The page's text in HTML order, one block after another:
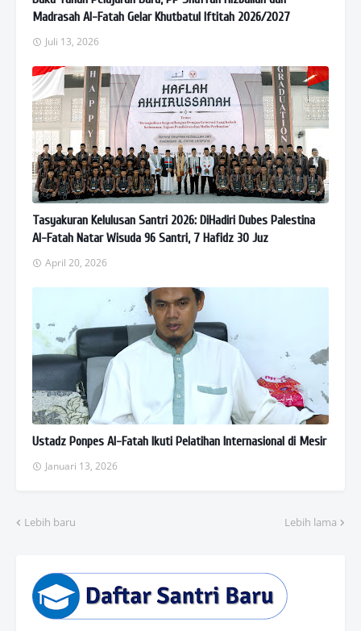
Madrasah Al-Fatah Gelar Khutbatul Iftitah 2026/2027
Juli 13, 2026
Tasyakuran Kelulusan Santri 2026: DiHadiri Dubes Palestina
Al-Fatah Natar Wisuda 96 Santri, 7 Hafidz 30 Juz
April 20, 2026
Ustadz Ponpes Al-Fatah Ikuti Pelatihan Internasional di Mesir
Januari 13, 2026
Lebih baru Lebih lama